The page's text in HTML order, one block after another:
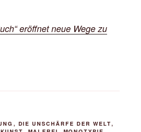
eröffnet neue Wege zu
, DIE UNSCHÄRFE DER WELT,